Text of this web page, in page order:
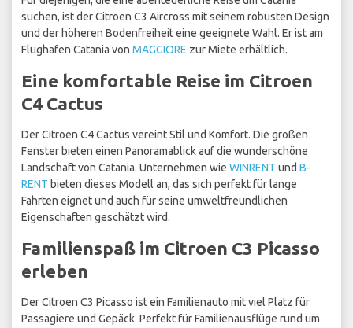
suchen, ist der Citroen C3 Aircross mit seinem robusten Design
und der höheren Bodenfreiheit eine geeignete Wahl. Er ist am
Flughafen Catania von MAGGIORE zur Miete erhältlich.
Eine komfortable Reise im Citroen
C4 Cactus
Der Citroen C4 Cactus vereint Stil und Komfort. Die großen
Fenster bieten einen Panoramablick auf die wunderschöne
Landschaft von Catania. Unternehmen wie WINRENT und B-
RENT bieten dieses Modell an, das sich perfekt für lange
Fahrten eignet und auch für seine umweltfreundlichen
Eigenschaften geschätzt wird.
Familienspaß im Citroen C3 Picasso
erleben
Der Citroen C3 Picasso ist ein Familienauto mit viel Platz für
Passagiere und Gepäck. Perfekt für Familienausflüge rund um